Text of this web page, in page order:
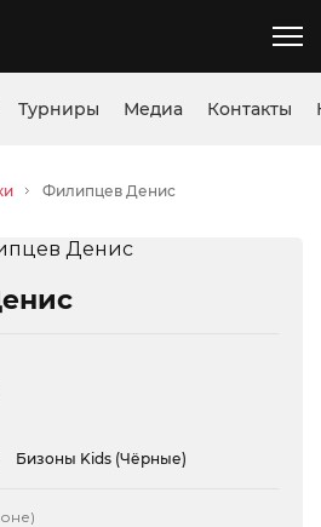
Турниры Медиа Контакты
Филипцев Денис
Бизоны Kids (Чёрные)